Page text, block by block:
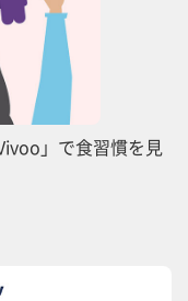
」で食習慣を見